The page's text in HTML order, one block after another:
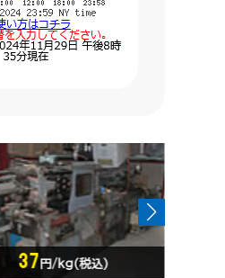
41円/kg(税込)